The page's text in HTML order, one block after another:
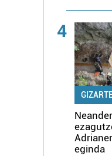
4
eginda